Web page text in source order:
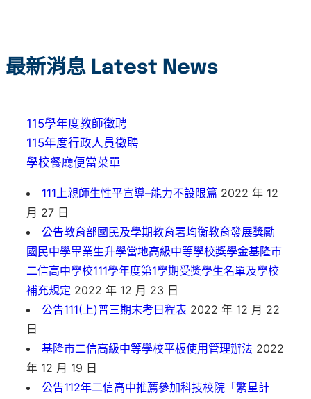
最新消息 Latest News
115學年度教師徵聘
115年度行政人員徵聘
學校餐廳便當菜單
111上親師生性平宣導–能力不設限篇 2022 年 12
月 27 日
公告教育部國民及學期教育署均衡教育發展獎勵
國民中學畢業生升學當地高級中等學校獎學金基隆市
二信高中學校111學年度第1學期受獎學生名單及學校
補充規定 2022 年 12 月 23 日
公告111(上)普三期末考日程表 2022 年 12 月 22
日
基隆市二信高級中等學校平板使用管理辦法 2022
年 12 月 19 日
公告112年二信高中推薦參加科技校院「繁星計